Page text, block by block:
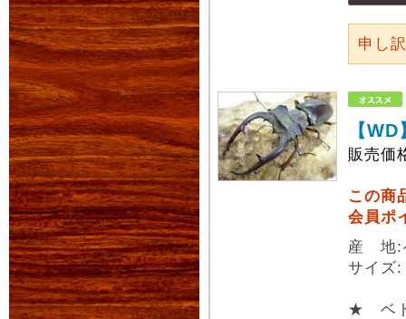
申し
【
販売価
この商
会員ポ
産 地:
サイズ
★ ベ